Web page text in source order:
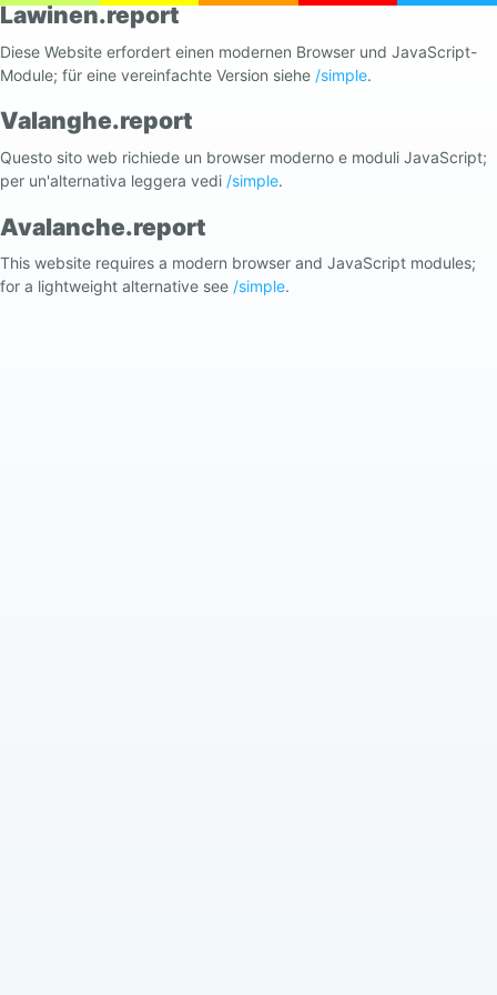
Lawinen.report
Diese Website erfordert einen modernen Browser und JavaScript-
Module; für eine vereinfachte Version siehe /simple.
Valanghe.report
Questo sito web richiede un browser moderno e moduli JavaScript;
per un'alternativa leggera vedi /simple.
Avalanche.report
This website requires a modern browser and JavaScript modules;
for a lightweight alternative see /simple.